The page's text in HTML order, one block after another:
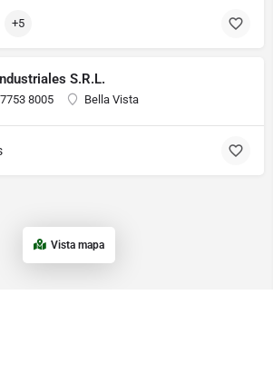
+5
S.R.L.
8005 Bella Vista
Vista mapa